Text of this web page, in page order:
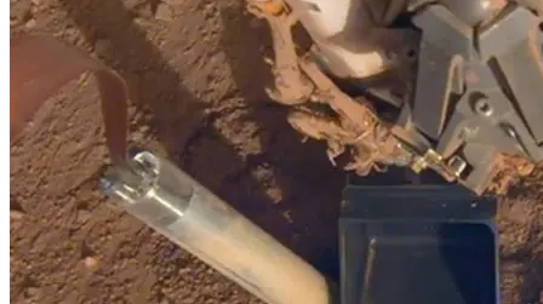
Ученые Назвали Новую Смертельную
Угрозу Для Человечества